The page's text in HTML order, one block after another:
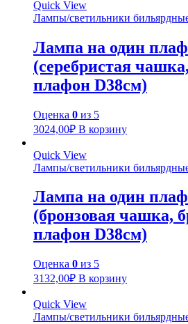
Quick View
Лампы/светильники
Лампа на один
(серебристая
плафон D38см)
Оценка 0 из 5
3024,00₽ В корзину
Quick View
Лампы/светильники
Лампа на один
(бронзовая чашка,
плафон D38см)
Оценка 0 из 5
3132,00₽ В корзину
Quick View
Лампы/светильники